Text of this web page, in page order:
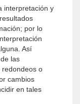
interpretación y
por lo
Así
las
redondeos o
cambios
en tales